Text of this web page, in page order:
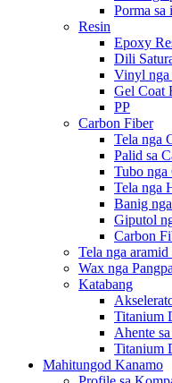
Porma sa
Resin
Epoxy
Dili
Vinyl nga
Gel Coat
PP
Carbon Fiber
Tela nga
Palid sa
Tubo nga
Tela nga
Banig
Giputol
Carbon
Tela nga
Wax nga
Katabang
Titanium
Ahente
Titanium
Mahitungod Kanamo